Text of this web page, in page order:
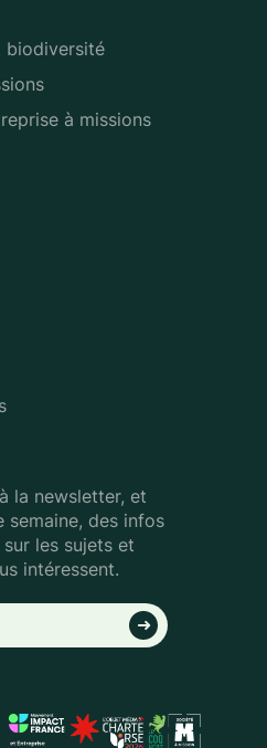
biodiversité
à missions
la newsletter, et
semaine, des infos
les sujets et
intéressent.